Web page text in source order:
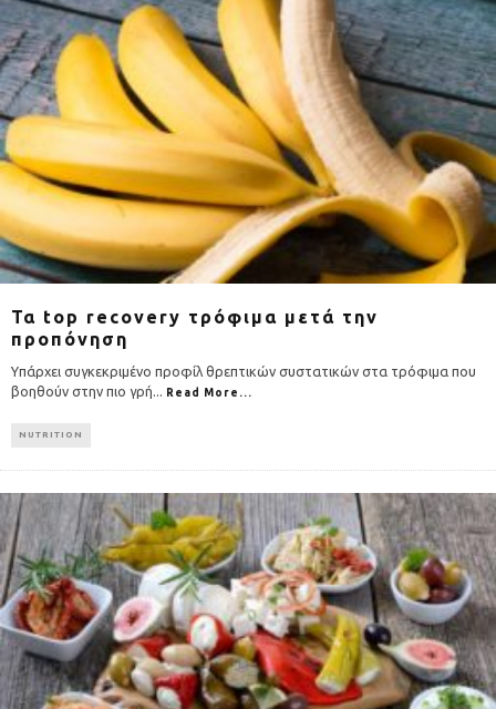
Τα top recovery τρόφιμα μετά την
προπόνηση
Υπάρχει συγκεκριμένο προφίλ θρεπτικών συστατικών στα τρόφιμα που
βοηθούν στην πιο γρή... Read More...
NUTRITION